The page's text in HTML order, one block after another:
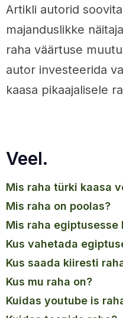
Artikli autorid
majanduslikke
raha väärtuse
autor investeerida
kaasa pikaajalisele
Veel.
mis raha türki kaasa
mis raha on poolas?
mis raha
kus vahetada
kus saada kiiresti
kus mu raha on?
kuidas youtube is